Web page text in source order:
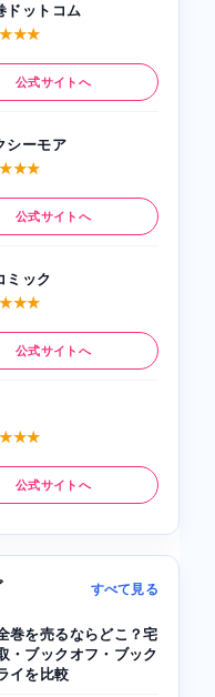
ドットコム
公式サイトへ
シーモア
公式サイトへ
ミック
公式サイトへ
公式サイトへ
すべて見る
巻を売るならどこ？宅
・ブックオフ・ブック
イを比較